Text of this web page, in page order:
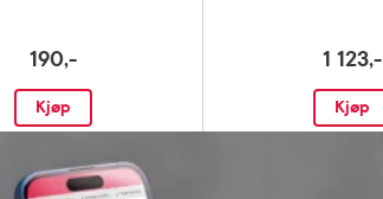
190,-
Kjøp
1 123,-
Kjøp